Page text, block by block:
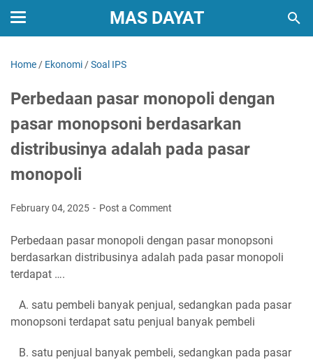
MAS DAYAT
Home / Ekonomi /Soal IPS
Perbedaan pasar monopoli dengan
pasar monopsoni berdasarkan
distribusinya adalah pada pasar
monopoli
February 04, 2025 Post a Comment
Perbedaan pasar monopoli dengan pasar monopsoni
berdasarkan distribusinya adalah pada pasar monopoli
terdapat ….
A. satu pembeli banyak penjual, sedangkan pada pasar
monopsoni terdapat satu penjual banyak pembeli
B. satu penjual banyak pembeli, sedangkan pada pasar